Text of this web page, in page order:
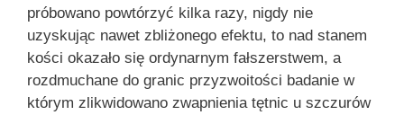
próbowano powtórzyć kilka razy, nigdy nie
uzyskując nawet zbliżonego efektu, to nad stanem
kości okazało się ordynarnym fałszerstwem, a
rozdmuchane do granic przyzwoitości badanie w
którym zlikwidowano zwapnienia tętnic u szczurów